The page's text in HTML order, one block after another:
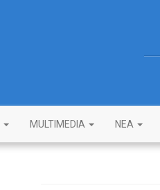
MULTIMEDIA NEA